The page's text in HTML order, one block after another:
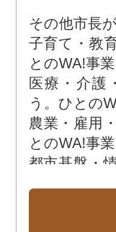
その他市長
子育て・教
とのWA!事業
医療・介護
う。ひとの
農業・雇用
とのWA!事業
都市基盤・
る。自然の